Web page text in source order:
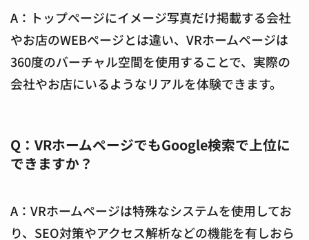
A：トップページにイメージ写真だけ掲載する会社
やお店のWEBページとは違い、VRホームページは
360度のバーチャル空間を使用することで、実際の
会社やお店にいるようなリアルを体験できます。
Q：VRホームページでもGoogle検索で上位に
できますか？
A：VRホームページは特殊なシステムを使用してお
り、SEO対策やアクセス解析などの機能を有しおら